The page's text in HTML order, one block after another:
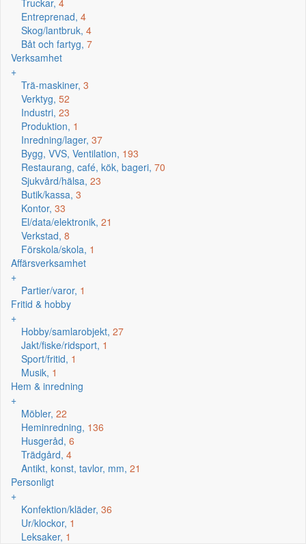
Truckar, 4
Entreprenad, 4
Skog/lantbruk, 4
Båt och fartyg, 7
Verksamhet
+
Trä-maskiner, 3
Verktyg, 52
Industri, 23
Produktion, 1
Inredning/lager, 37
Bygg, VVS, Ventilation, 193
Restaurang, café, kök, bageri, 70
Sjukvård/hälsa, 23
Butik/kassa, 3
Kontor, 33
El/data/elektronik, 21
Verkstad, 8
Förskola/skola, 1
Affärsverksamhet
+
Partier/varor, 1
Fritid & hobby
+
Hobby/samlarobjekt, 27
Jakt/fiske/ridsport, 1
Sport/fritid, 1
Musik, 1
Hem & inredning
+
Möbler, 22
Heminredning, 136
Husgeråd, 6
Trädgård, 4
Antikt, konst, tavlor, mm, 21
Personligt
+
Konfektion/kläder, 36
Ur/klockor, 1
Leksaker, 1